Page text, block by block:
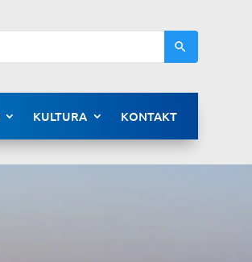
KULTURA KONTAKT